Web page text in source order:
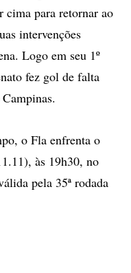
cima para retornar ao
intervenções
Logo em seu 1º
fez gol de falta
o Fla enfrenta o
às 19h30, no
pela 35ª rodada